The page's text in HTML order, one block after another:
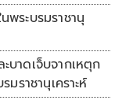
พระบรมราชานุ
บาดเจ็บจากเหตุก
มราชานุเคราะห์